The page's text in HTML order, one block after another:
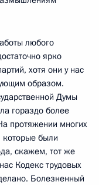
любого
ярко
хотя они у нас
образом.
Думы
гораздо более
протяжении многих
которые были
скажем, тот же
Кодекс трудовых
Болезненный